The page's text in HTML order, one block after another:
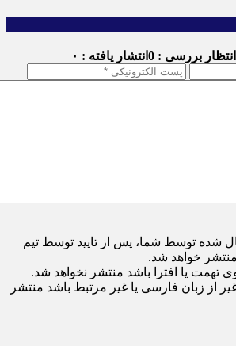
بررسی : 0 انتشار یافته : ۰
شده توسط شما، پس از تایید توسط تیم
خواهد شد.
تهمت یا افترا باشد منتشر نخواهد شد.
از زبان فارسی یا غیر مرتبط باشد منتشر